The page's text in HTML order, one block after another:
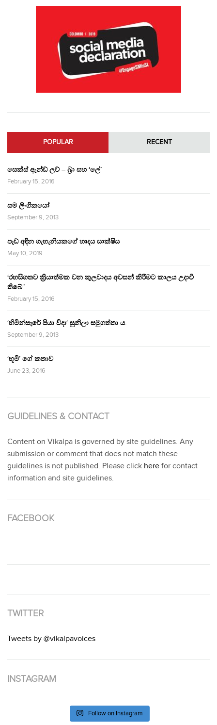
POPULAR RECENT
සෙක්ස් ඇන්ඩ් ලව් – බ්‍රා සහ ‘ලේ’
February 15, 2016
සම ලිංගිකයෝ
September 9, 2013
පෑඩ් අඳින ගැහැනියකගේ හෘදය සාක්ෂිය
May 10, 2019
‘රහසිගතව ක්‍රියාත්මක වන කුලවාදය අවසන් කිරීමට කාලය උදාවී
තිබේ.’
February 15, 2016
‘හිමින්සැරේ පියා විදා‘ සුනිලා සමුගත්තා ය.
September 9, 2013
‘භූමි’ ගේ කතාව
June 23, 2016
GUIDELINES & CONTACT
Content on Vikalpa is governed by site guidelines. Any
submission or comment that does not match these
guidelines is not published. Please click here for contact
information and site guidelines.
FACEBOOK
TWITTER
Tweets by @vikalpavoices
INSTAGRAM
Follow on Instagram